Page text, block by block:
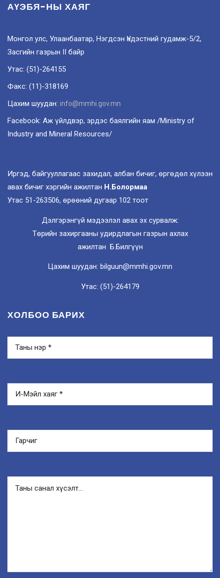
АҮЭБЯ-НЫ ХАЯГ
Монгол улс, Улаанбаатар, Нэгдсэн Үндэстний гудамж-5/2,
Засгийн газрын II байр
Утас: (51)-264155
Факс: (11)-318169
Цахим шуудан: info@mmhi.gov.mn
Facebook: Аж үйлдвэр, эрдэс баялгийн яам /Ministry of
Industry and Mineral Resources/
Иргэд, байгууллагаас захидал, албан бичиг, өргөдөл хүлээн
авах бичиг хэргийн ажилтан Н.Болормаа
Утас 51-263506, өрөөний дугаар 102 тоот
Дэлгэрэнгүй мэдээлэл авах эх сурвалж:
Төрийн захиргааны удирдлагын газрын ахлах
ажилтан Б.Билгүүн
Цахим шуудан: bilguun@mmhi.gov.mn
Утас: (51)-264179
ХОЛБОО БАРИХ